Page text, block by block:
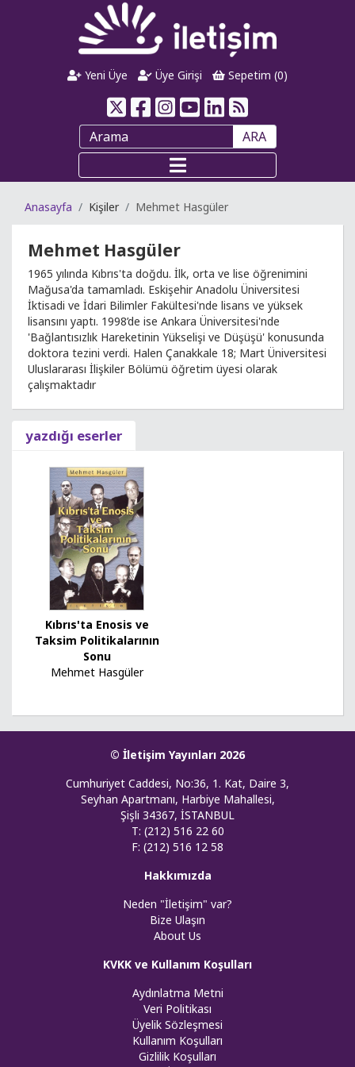
Yeni Üye Üye Girişi Sepetim (0)
ARA
Anasayfa Kişiler Mehmet Hasgüler
Mehmet Hasgüler
1965 yılında Kıbrıs'ta doğdu. İlk, orta ve lise öğrenimini
Mağusa'da tamamladı. Eskişehir Anadolu Üniversitesi
İktisadi ve İdari Bilimler Fakültesi'nde lisans ve yüksek
lisansını yaptı. 1998’de ise Ankara Üniversitesi'nde
'Bağlantısızlık Hareketinin Yükselişi ve Düşüşü' konusunda
doktora tezini verdi. Halen Çanakkale 18; Mart Üniversitesi
Uluslararası İlişkiler Bölümü öğretim üyesi olarak
çalışmaktadır
yazdığı eserler
Kıbrıs'ta Enosis ve
Taksim Politikalarının
Sonu
Mehmet Hasgüler
© İletişim Yayınları 2026
Cumhuriyet Caddesi, No:36, 1. Kat, Daire 3,
Seyhan Apartmanı, Harbiye Mahallesi,
Şişli 34367, İSTANBUL
T: (212) 516 22 60
F: (212) 516 12 58
Hakkımızda
Neden "İletişim" var?
Bize Ulaşın
About Us
KVKK ve Kullanım Koşulları
Aydınlatma Metni
Veri Politikası
Üyelik Sözleşmesi
Kullanım Koşulları
Gizlilik Koşulları